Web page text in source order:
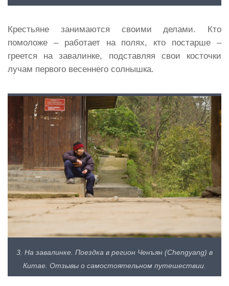
Крестьяне занимаются своими делами. Кто
помоложе – работает на полях, кто постарше –
греется на завалинке, подставляя свои косточки
лучам первого весеннего солнышка.
3. На завалинке. Поездка в регион Ченъян (Chengyang) в
Китае. Отзывы о самостоятельном путешествии.